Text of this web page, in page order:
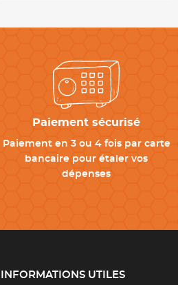
Paiement sécurisé
Paiement en 3 ou 4 fois par carte
bancaire pour étaler vos
dépenses
INFORMATIONS UTILES